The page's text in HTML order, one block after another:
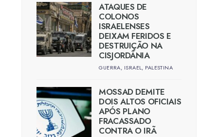
ATAQUES DE
COLONOS
ISRAELENSES
DEIXAM FERIDOS E
DESTRUIÇÃO NA
CISJORDÂNIA
GUERRA, ISRAEL, PALESTINA
MOSSAD DEMITE
DOIS ALTOS OFICIAIS
APÓS PLANO
FRACASSADO
CONTRA O IRÃ